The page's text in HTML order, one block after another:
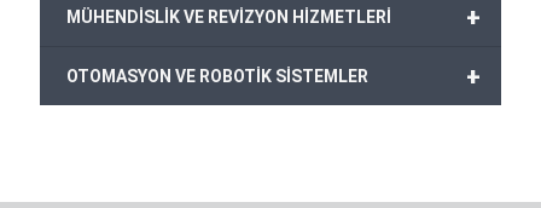
+
MÜHENDİSLİK VE REVİZYON HİZMETLERİ
+
OTOMASYON VE ROBOTİK SİSTEMLER